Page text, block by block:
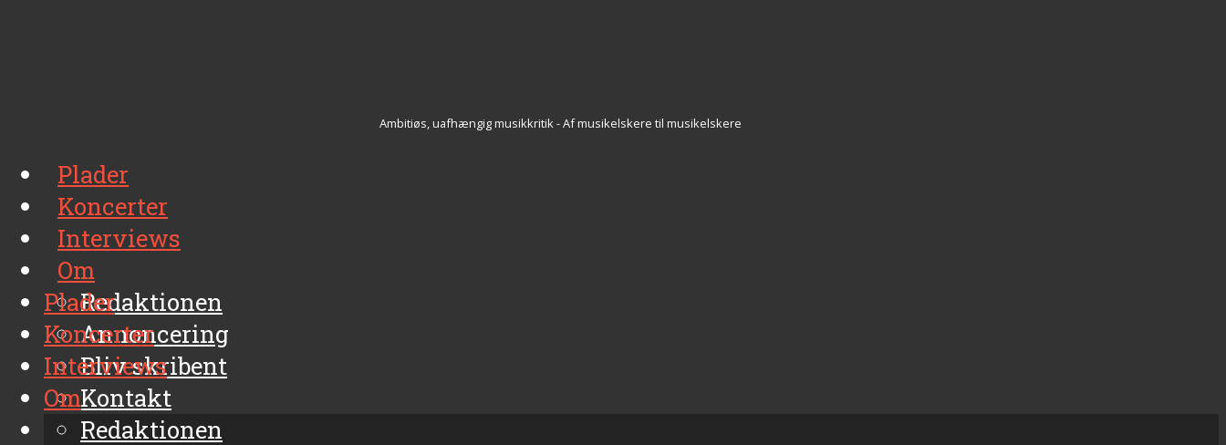
Ambitiøs, uafhængig musikkritik - Af musikelskere til musikelskere
Plader
Koncerter
Interviews
Om
Redaktionen
Annoncering
Bliv skribent
Kontakt
Arkiv
Plader
Koncerter
Interviews
Om
Redaktionen